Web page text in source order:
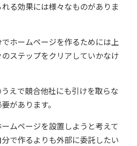
る効果には様々なものがありま
ホームページを作るためには上
ステップをクリアしていかなけ
えで競合他社にも引けを取らな
があります。
ムページを設置しようと考えて
で作るよりも外部に委託したい